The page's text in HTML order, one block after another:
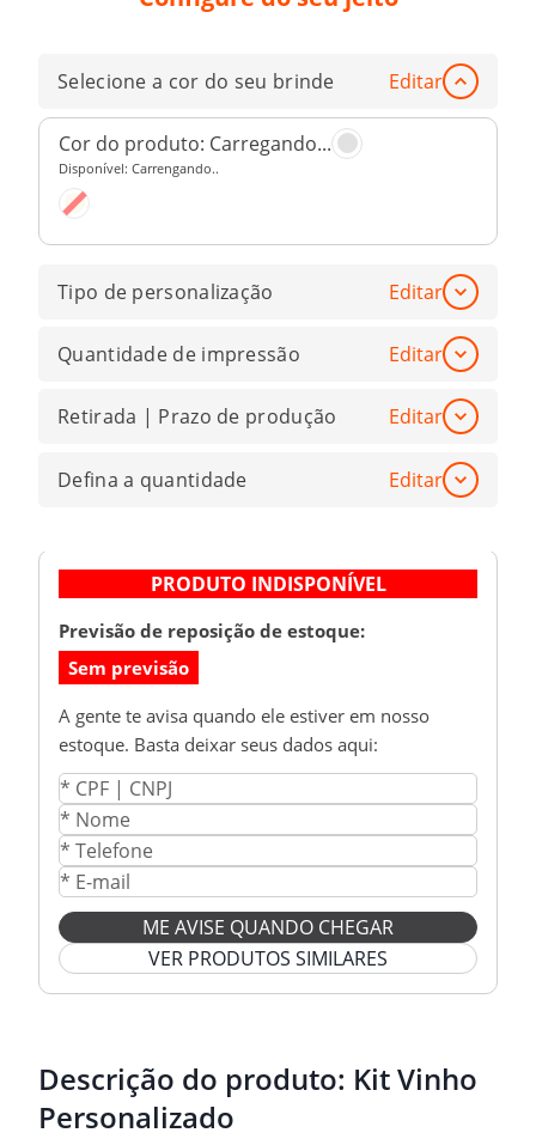
Selecione a cor do seu brinde Editar
Cor do produto: Carregando...
Disponível: Carrengando..
Tipo de personalização Editar
Quantidade de impressão Editar
Retirada | Prazo de produção Editar
Defina a quantidade Editar
PRODUTO INDISPONÍVEL
Previsão de reposição de estoque:
Sem previsão
A gente te avisa quando ele estiver em nosso
estoque. Basta deixar seus dados aqui:
ME AVISE QUANDO CHEGAR
VER PRODUTOS SIMILARES
Descrição do produto: Kit Vinho
Personalizado